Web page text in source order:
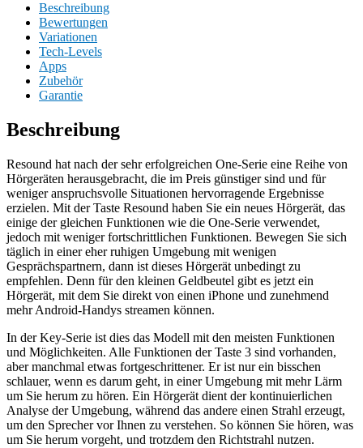
Beschreibung
Bewertungen
Variationen
Tech-Levels
Apps
Zubehör
Garantie
Beschreibung
Resound hat nach der sehr erfolgreichen One-Serie eine Reihe von
Hörgeräten herausgebracht, die im Preis günstiger sind und für
weniger anspruchsvolle Situationen hervorragende Ergebnisse
erzielen. Mit der Taste Resound haben Sie ein neues Hörgerät, das
einige der gleichen Funktionen wie die One-Serie verwendet,
jedoch mit weniger fortschrittlichen Funktionen. Bewegen Sie sich
täglich in einer eher ruhigen Umgebung mit wenigen
Gesprächspartnern, dann ist dieses Hörgerät unbedingt zu
empfehlen. Denn für den kleinen Geldbeutel gibt es jetzt ein
Hörgerät, mit dem Sie direkt von einen iPhone und zunehmend
mehr Android-Handys streamen können.
In der Key-Serie ist dies das Modell mit den meisten Funktionen
und Möglichkeiten. Alle Funktionen der Taste 3 sind vorhanden,
aber manchmal etwas fortgeschrittener. Er ist nur ein bisschen
schlauer, wenn es darum geht, in einer Umgebung mit mehr Lärm
um Sie herum zu hören. Ein Hörgerät dient der kontinuierlichen
Analyse der Umgebung, während das andere einen Strahl erzeugt,
um den Sprecher vor Ihnen zu verstehen. So können Sie hören, was
um Sie herum vorgeht, und trotzdem den Richtstrahl nutzen.